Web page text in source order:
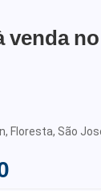
venda
Floresta, São